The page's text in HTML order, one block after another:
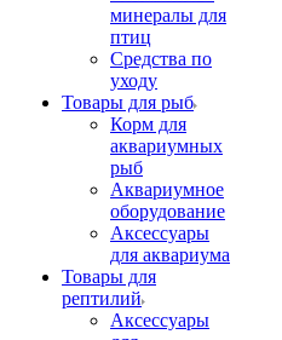
минералы для
птиц
Средства по
уходу
Товары для рыб
Корм для
аквариумных
рыб
Аквариумное
оборудование
Аксессуары
для аквариума
Товары для
рептилий
Аксессуары